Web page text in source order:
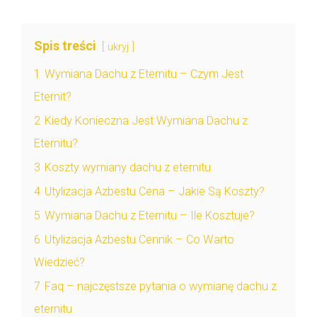
Spis treści ukryj
1 Wymiana Dachu z Eternitu – Czym Jest
Eternit?
2 Kiedy Konieczna Jest Wymiana Dachu z
Eternitu?
3 Koszty wymiany dachu z eternitu
4 Utylizacja Azbestu Cena – Jakie Są Koszty?
5 Wymiana Dachu z Eternitu – Ile Kosztuje?
6 Utylizacja Azbestu Cennik – Co Warto
Wiedzieć?
7 Faq – najczęstsze pytania o wymianę dachu z
eternitu